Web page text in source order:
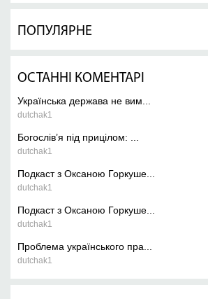
ПОПУЛЯРНЕ
ОСТАННІ КОМЕНТАРІ
Українська держава не вим...
dutchak1
Богослів’я під прицілом: ...
dutchak1
Подкаст з Оксаною Горкуше...
dutchak1
Подкаст з Оксаною Горкуше...
dutchak1
Проблема українського пра...
dutchak1